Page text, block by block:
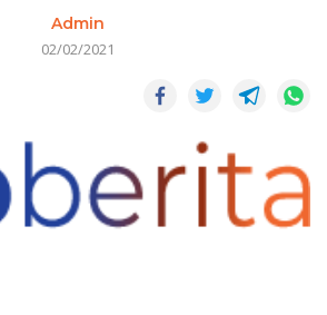
Admin
02/02/2021